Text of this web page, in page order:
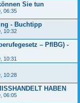
Sie tun
06:35
- Buchtipp
10:32
– PflBG) -
10:31
10:28
HABEN
06:05